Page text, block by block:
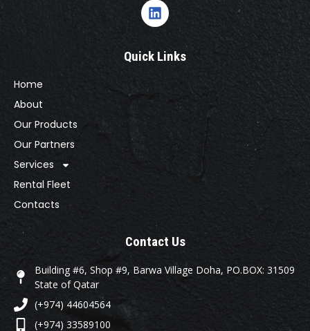
Quick Links
Home
About
Our Products
Our Partners
Services
Rental Fleet
Contacts
Contact Us
Building #6, Shop #9, Barwa Village Doha, PO.BOX: 31509
State of Qatar
(+974) 44604564
(+974) 33589100